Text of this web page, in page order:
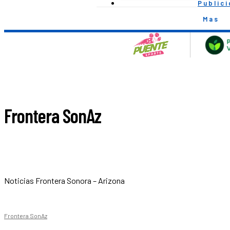
Mas
Frontera SonAz
Noticias Frontera Sonora – Arizona
Frontera SonAz